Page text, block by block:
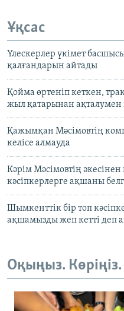
Ұқсас
Үлескерлер үкімет
қалғандарын айтады
Қойма өртеніп кеткен,
жыл қатарынан ақталумен
Қажымқан Мәсімовтің
келісе алмауда
Кәрім Мәсімовтің
кәсіпкерлерге ақшаны
Шымкенттік бір топ
ақшамызды жеп кетті деп
Оқыңыз.